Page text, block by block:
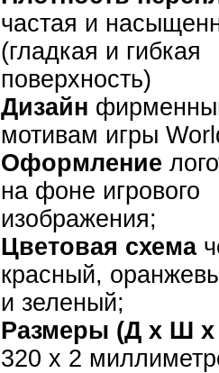
частая и
(гладкая и гибкая
поверхность)
Дизайн
мотивам игры
Оформление
на фоне игрового
изображения;
Цветовая схема
красный,
и зеленый;
Размеры (Д х Ш
320 x 2